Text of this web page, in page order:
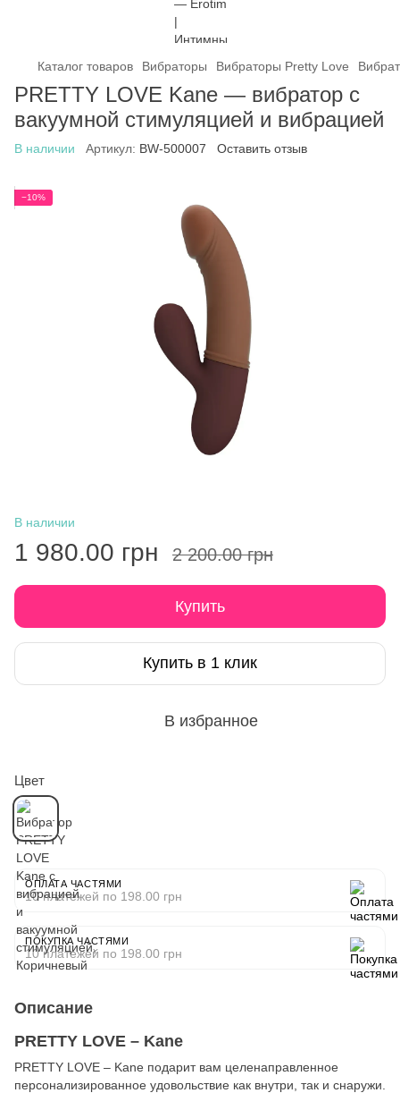
Каталог товаров Вибраторы Вибраторы Pretty Love
PRETTY LOVE Kane — вибратор с
вакуумной стимуляцией и вибрацией
В наличии Артикул: BW-500007 Оставить отзыв
−10%
В наличии
1 980.00 грн 2 200.00 грн
Купить
Купить в 1 клик
В избранное
Цвет
ОПЛАТА ЧАСТЯМИ
10 платежей по 198.00 грн
ПОКУПКА ЧАСТЯМИ
10 платежей по 198.00 грн
Описание
PRETTY LOVE – Kane
PRETTY LOVE – Kane подарит вам целенаправленное
персонализированное удовольствие как внутри, так и снаружи.